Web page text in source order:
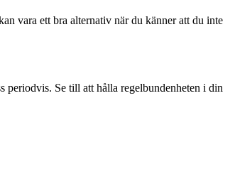
vara ett bra alternativ när du känner att du inte
periodvis. Se till att hålla regelbundenheten i din